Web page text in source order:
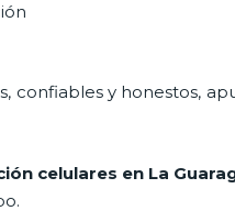
confiables y honestos,
celulares en La